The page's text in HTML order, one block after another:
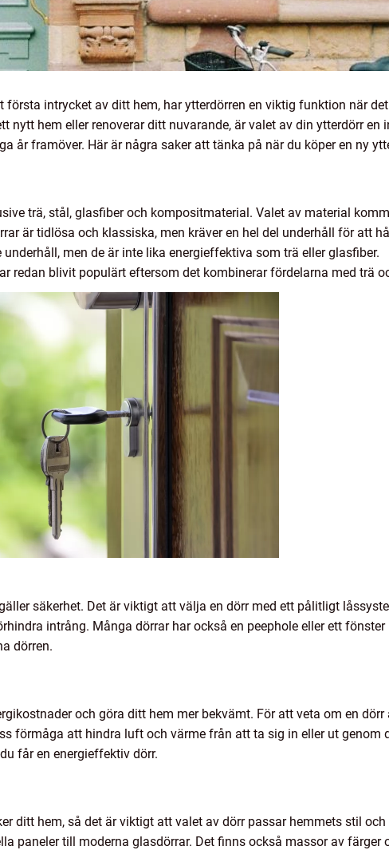
intrycket av ditt hem, har ytterdörren en viktig funktion när
nytt hem eller renoverar ditt nuvarande, är valet av din ytterdörr en
år framöver. Här är några saker att tänka på när du köper en ny
trä, stål, glasfiber och kompositmaterial. Valet av material
är tidlösa och klassiska, men kräver en hel del underhåll för att
men de är inte lika energieffektiva som trä eller glasfiber.
redan blivit populärt eftersom det kombinerar fördelarna med trä
säkerhet. Det är viktigt att välja en dörr med ett pålitligt
intrång. Många dörrar har också en peephole eller ett fönster
dörren.
och göra ditt hem mer bekvämt. För att veta om en
förmåga att hindra luft och värme från att ta sig in eller ut genom
får en energieffektiv dörr.
ditt hem, så det är viktigt att valet av dörr passar hemmets stil och
paneler till moderna glasdörrar. Det finns också massor av färger